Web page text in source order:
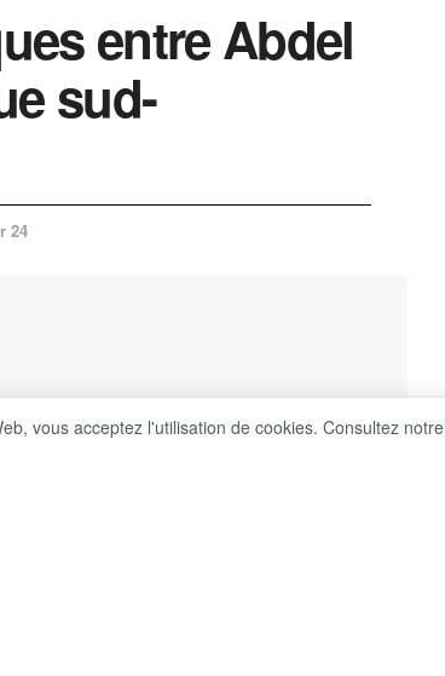
entre Abdel
sud-
24
vous acceptez l'utilisation de cookies. Consultez notre